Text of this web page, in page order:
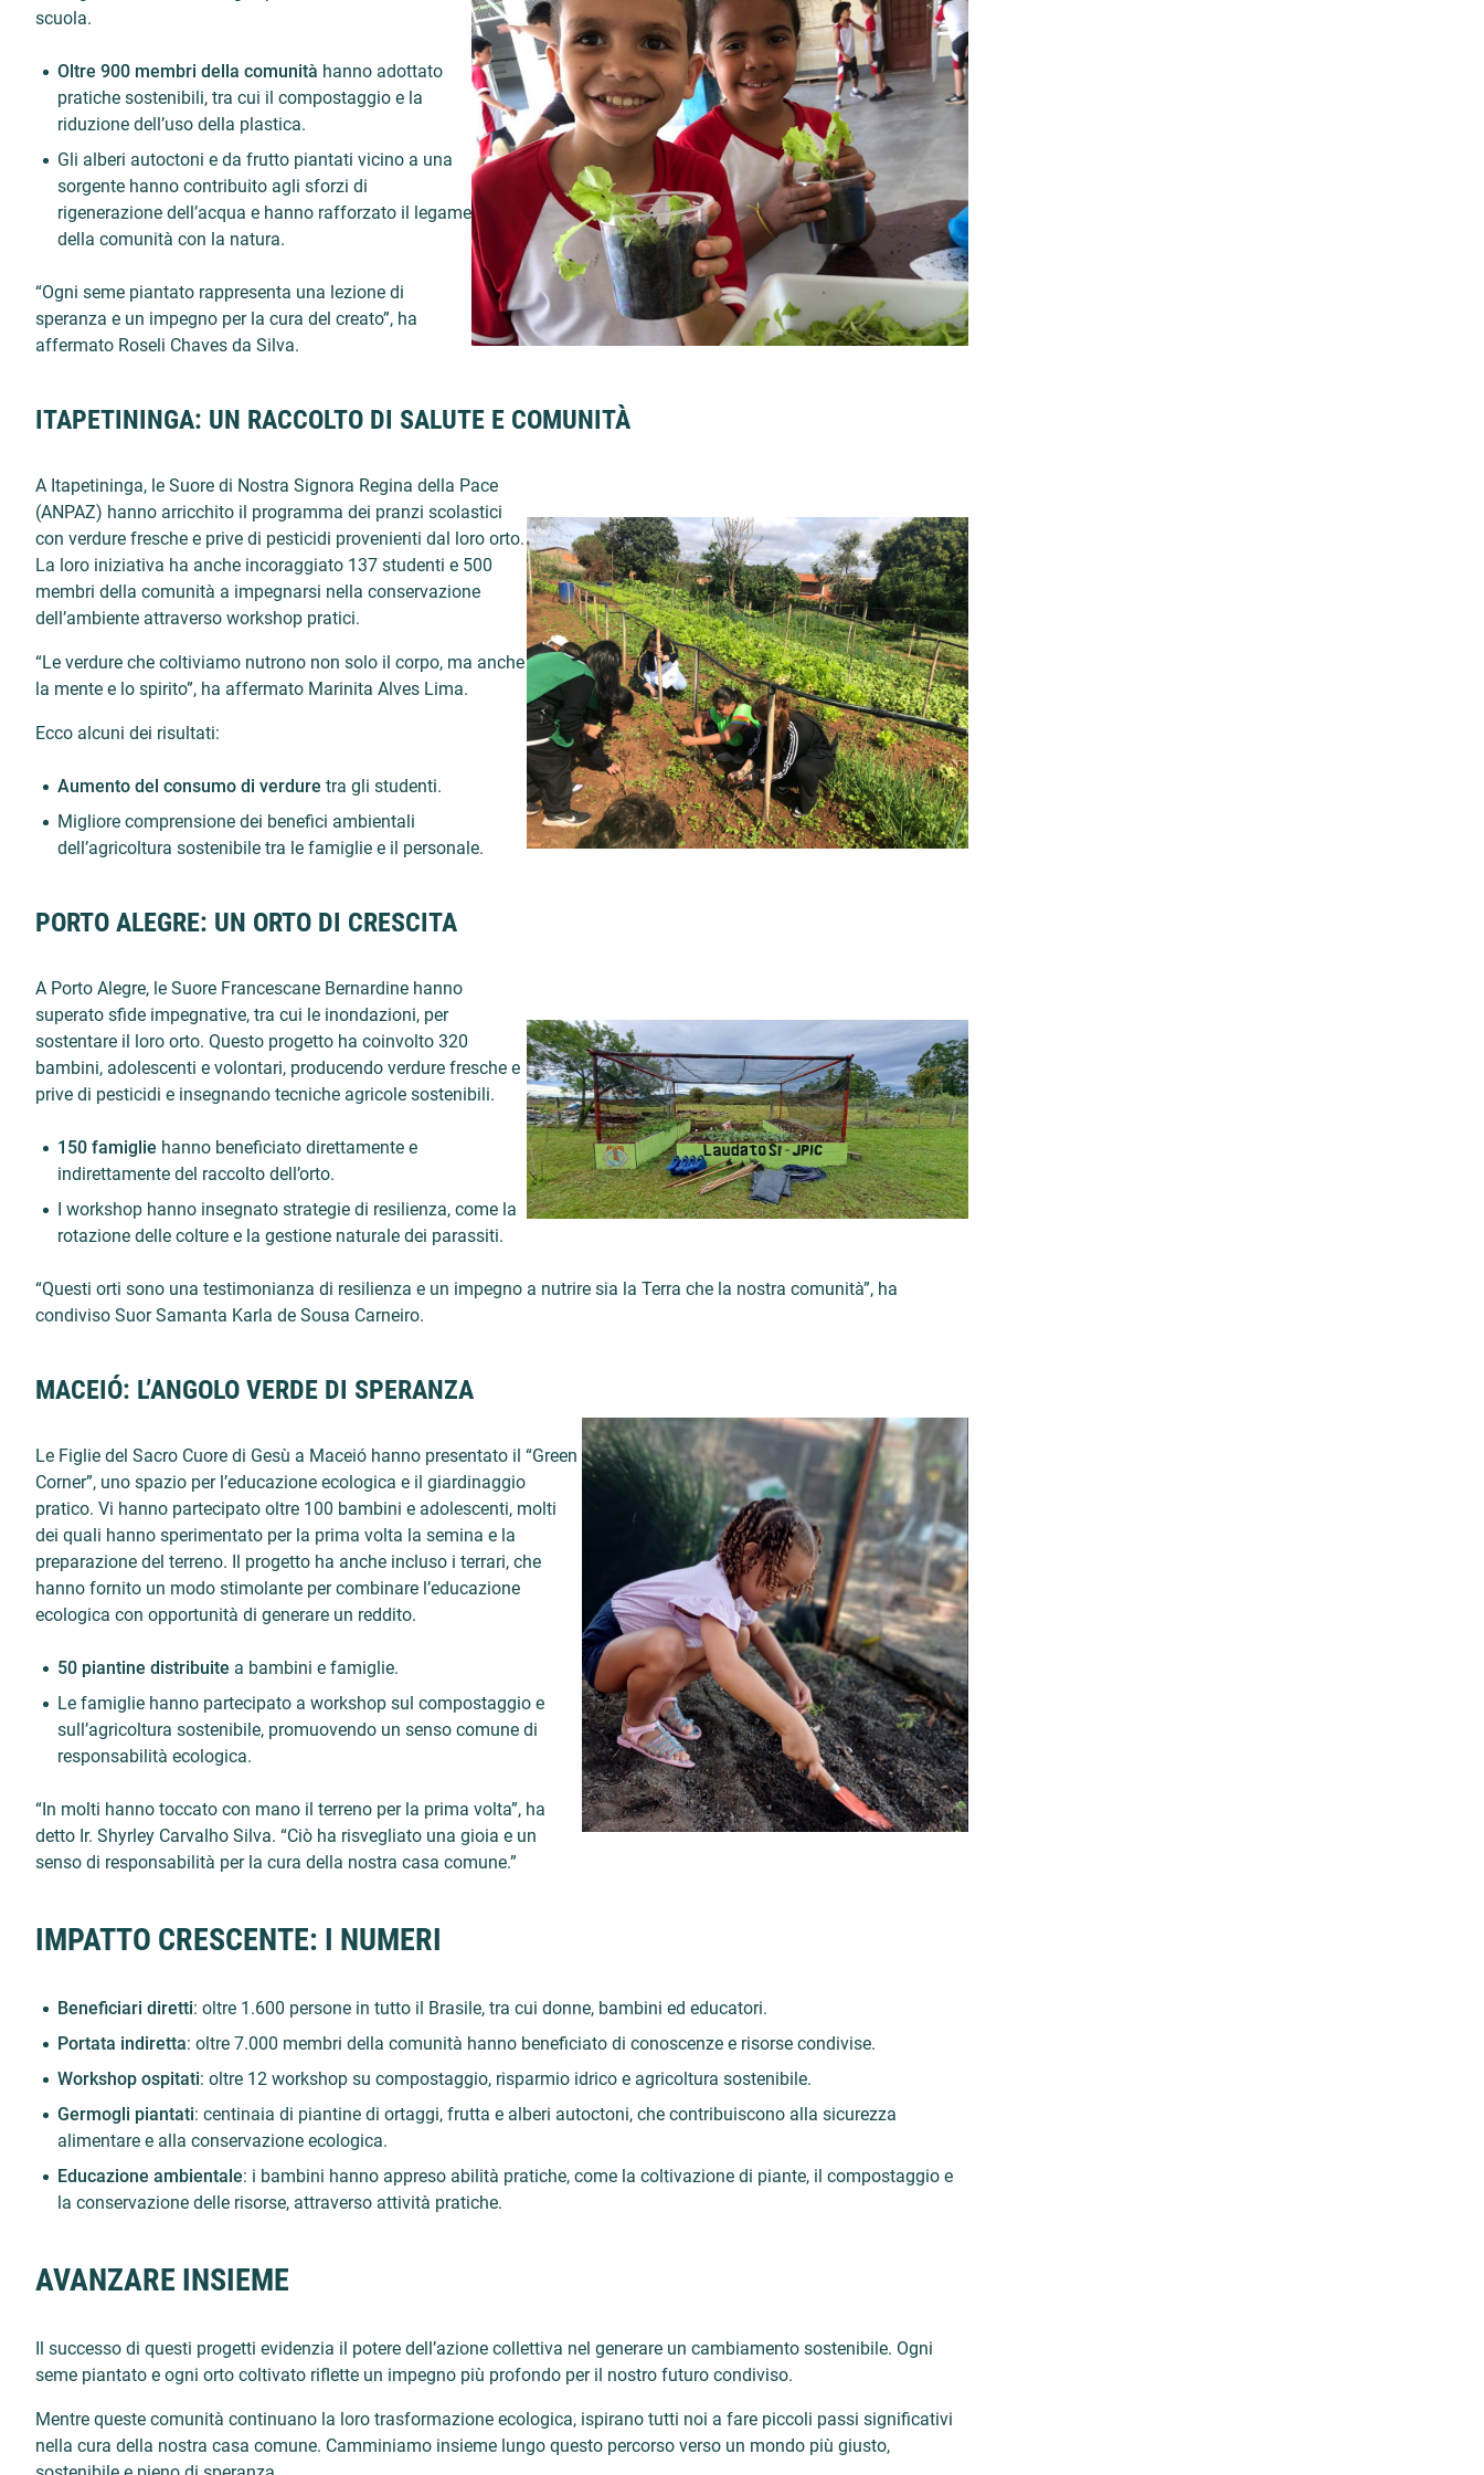
scuola.
Oltre 900 membri della comunità hanno adottato
pratiche sostenibili, tra cui il compostaggio e la
riduzione dell’uso della plastica.
Gli alberi autoctoni e da frutto piantati vicino a una
sorgente hanno contribuito agli sforzi di
rigenerazione dell’acqua e hanno rafforzato il legame
della comunità con la natura.
“Ogni seme piantato rappresenta una lezione di
speranza e un impegno per la cura del creato”, ha
affermato Roseli Chaves da Silva.
ITAPETININGA: UN RACCOLTO DI SALUTE E COMUNITÀ
A Itapetininga, le Suore di Nostra Signora Regina della Pace
(ANPAZ) hanno arricchito il programma dei pranzi scolastici
con verdure fresche e prive di pesticidi provenienti dal loro orto.
La loro iniziativa ha anche incoraggiato 137 studenti e 500
membri della comunità a impegnarsi nella conservazione
dell’ambiente attraverso workshop pratici.
“Le verdure che coltiviamo nutrono non solo il corpo, ma anche
la mente e lo spirito”, ha affermato Marinita Alves Lima.
Ecco alcuni dei risultati:
Aumento del consumo di verdure tra gli studenti.
Migliore comprensione dei benefici ambientali
dell’agricoltura sostenibile tra le famiglie e il personale.
PORTO ALEGRE: UN ORTO DI CRESCITA
A Porto Alegre, le Suore Francescane Bernardine hanno
superato sfide impegnative, tra cui le inondazioni, per
sostentare il loro orto. Questo progetto ha coinvolto 320
bambini, adolescenti e volontari, producendo verdure fresche e
prive di pesticidi e insegnando tecniche agricole sostenibili.
150 famiglie hanno beneficiato direttamente e
indirettamente del raccolto dell’orto.
I workshop hanno insegnato strategie di resilienza, come la
rotazione delle colture e la gestione naturale dei parassiti.
“Questi orti sono una testimonianza di resilienza e un impegno a nutrire sia la Terra che la nostra comunità”, ha
condiviso Suor Samanta Karla de Sousa Carneiro.
MACEIÓ: L’ANGOLO VERDE DI SPERANZA
Le Figlie del Sacro Cuore di Gesù a Maceió hanno presentato il “Green
Corner”, uno spazio per l’educazione ecologica e il giardinaggio
pratico. Vi hanno partecipato oltre 100 bambini e adolescenti, molti
dei quali hanno sperimentato per la prima volta la semina e la
preparazione del terreno. Il progetto ha anche incluso i terrari, che
hanno fornito un modo stimolante per combinare l’educazione
ecologica con opportunità di generare un reddito.
50 piantine distribuite a bambini e famiglie.
Le famiglie hanno partecipato a workshop sul compostaggio e
sull’agricoltura sostenibile, promuovendo un senso comune di
responsabilità ecologica.
“In molti hanno toccato con mano il terreno per la prima volta”, ha
detto Ir. Shyrley Carvalho Silva. “Ciò ha risvegliato una gioia e un
senso di responsabilità per la cura della nostra casa comune.”
IMPATTO CRESCENTE: I NUMERI
Beneficiari diretti: oltre 1.600 persone in tutto il Brasile, tra cui donne, bambini ed educatori.
Portata indiretta: oltre 7.000 membri della comunità hanno beneficiato di conoscenze e risorse condivise.
Workshop ospitati: oltre 12 workshop su compostaggio, risparmio idrico e agricoltura sostenibile.
Germogli piantati: centinaia di piantine di ortaggi, frutta e alberi autoctoni, che contribuiscono alla sicurezza
alimentare e alla conservazione ecologica.
Educazione ambientale: i bambini hanno appreso abilità pratiche, come la coltivazione di piante, il compostaggio e
la conservazione delle risorse, attraverso attività pratiche.
AVANZARE INSIEME
Il successo di questi progetti evidenzia il potere dell’azione collettiva nel generare un cambiamento sostenibile. Ogni
seme piantato e ogni orto coltivato riflette un impegno più profondo per il nostro futuro condiviso.
Mentre queste comunità continuano la loro trasformazione ecologica, ispirano tutti noi a fare piccoli passi significativi
nella cura della nostra casa comune. Camminiamo insieme lungo questo percorso verso un mondo più giusto,